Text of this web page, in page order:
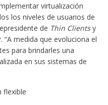
virtualización
los niveles de usuarios de
de Thin Clientsy
“A medida que evoluciona el
para brindarles una
en sus sistemas de
flexible